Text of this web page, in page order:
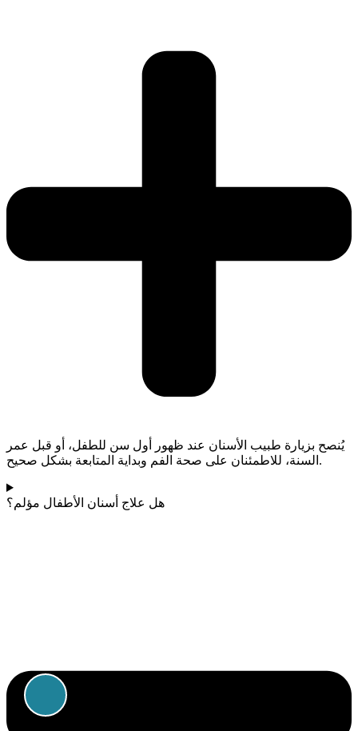
يُنصح بزيارة طبيب الأسنان عند ظهور أول سن للطفل، أو قبل عمر
السنة، للاطمئنان على صحة الفم وبداية المتابعة بشكل صحيح.
هل علاج أسنان الأطفال مؤلم؟